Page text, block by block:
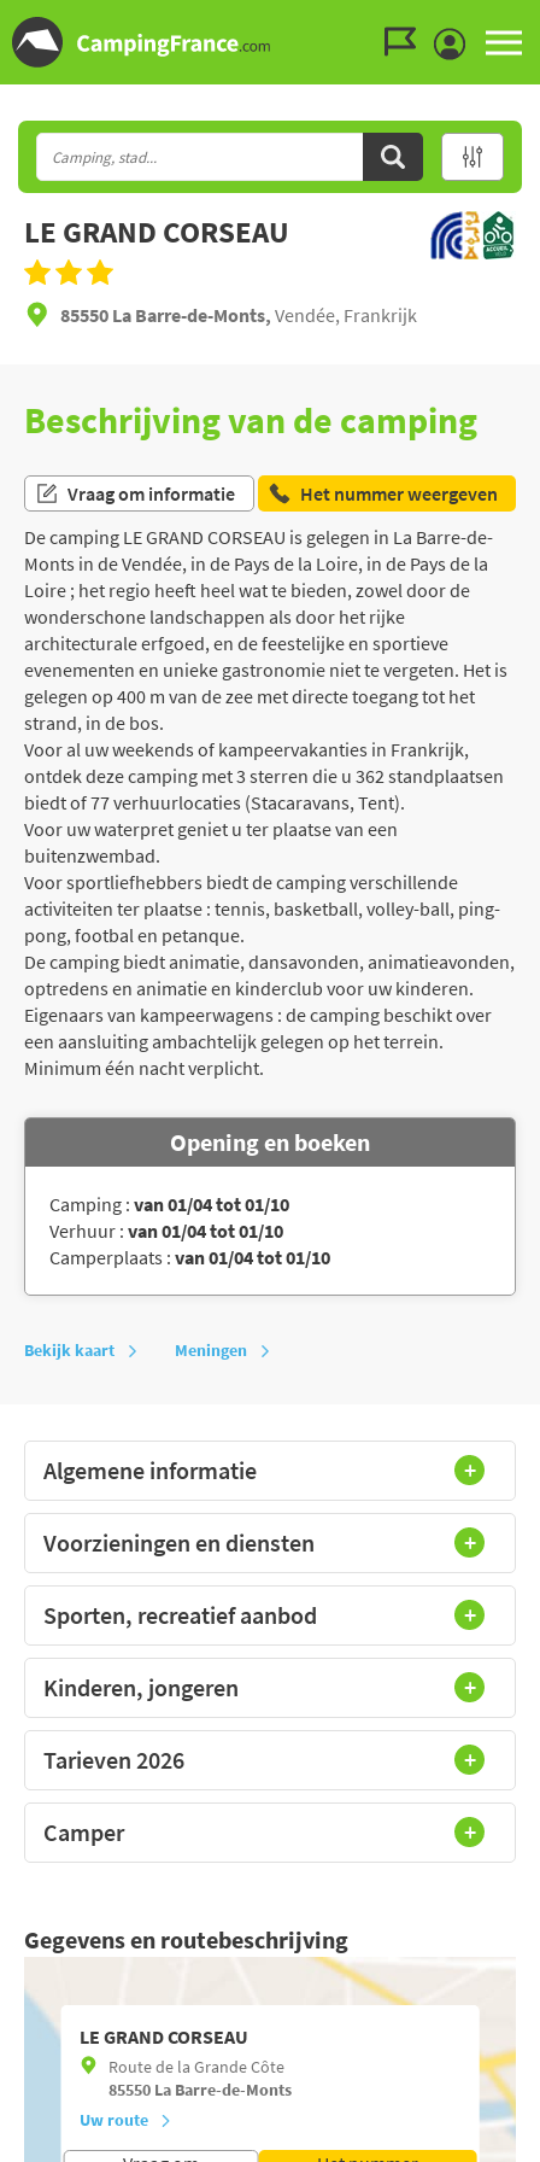
LE GRAND CORSEAU
85550 La Barre-de-Monts, Vendée, Frankrijk
Beschrijving van de camping
Vraag om informatie
Het nummer weergeven
De camping LE GRAND CORSEAU is gelegen in La Barre-de-
Monts in de Vendée, in de Pays de la Loire, in de Pays de la
Loire ; het regio heeft heel wat te bieden, zowel door de
wonderschone landschappen als door het rijke
architecturale erfgoed, en de feestelijke en sportieve
evenementen en unieke gastronomie niet te vergeten. Het is
gelegen op 400 m van de zee met directe toegang tot het
strand, in de bos.
Voor al uw weekends of kampeervakanties in Frankrijk,
ontdek deze camping met 3 sterren die u 362 standplaatsen
biedt of 77 verhuurlocaties (Stacaravans, Tent).
Voor uw waterpret geniet u ter plaatse van een
buitenzwembad.
Voor sportliefhebbers biedt de camping verschillende
activiteiten ter plaatse : tennis, basketball, volley-ball, ping-
pong, footbal en petanque.
De camping biedt animatie, dansavonden, animatieavonden,
optredens en animatie en kinderclub voor uw kinderen.
Eigenaars van kampeerwagens : de camping beschikt over
een aansluiting ambachtelijk gelegen op het terrein.
Minimum één nacht verplicht.
Opening en boeken
Camping : van 01/04 tot 01/10
Verhuur : van 01/04 tot 01/10
Camperplaats : van 01/04 tot 01/10
Bekijk kaart Meningen
Algemene informatie
Voorzieningen en diensten
Sporten, recreatief aanbod
Kinderen, jongeren
Tarieven 2026
Camper
Gegevens en routebeschrijving
LE GRAND CORSEAU
Route de la Grande Côte
85550 La Barre-de-Monts
Uw route